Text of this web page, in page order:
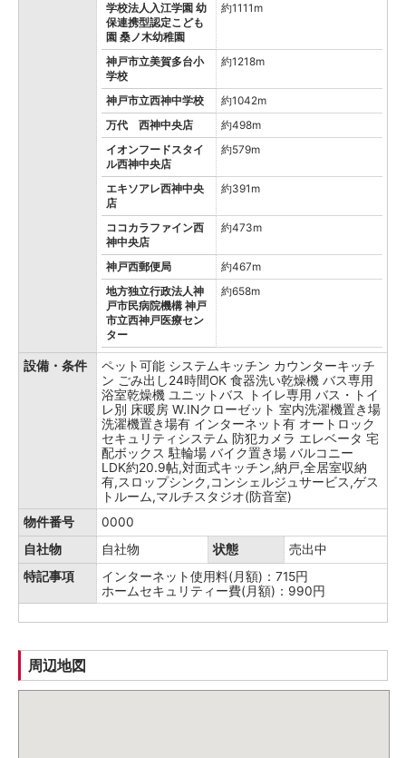
学校法人入江学園 幼
保連携型認定こども
園 桑ノ木幼稚園
約1111m
神戸市立美賀多台小
学校
約1218m
神戸市立西神中学校
約1042m
万代 西神中央店
約498m
イオンフードスタイ
ル西神中央店
約579m
エキソアレ西神中央
店
約391m
ココカラファイン西
神中央店
約473m
神戸西郵便局
約467m
地方独立行政法人神
戸市民病院機構 神戸
市立西神戸医療セン
ター
約658m
設備・条件 ペット可能 システムキッチン カウンターキッチ
ン ごみ出し24時間OK 食器洗い乾燥機 バス専用
浴室乾燥機 ユニットバス トイレ専用 バス・トイ
レ別 床暖房 W.INクローゼット 室内洗濯機置き場
洗濯機置き場有 インターネット有 オートロック
セキュリティシステム 防犯カメラ エレベータ 宅
配ボックス 駐輪場 バイク置き場 バルコニー
LDK約20.9帖,対面式キッチン,納戸,全居室収納
有,スロップシンク,コンシェルジュサービス,ゲス
トルーム,マルチスタジオ(防音室)
物件番号
0000
自社物
自社物 状態
売出中
特記事項
インターネット使用料(月額)：715円
ホームセキュリティー費(月額)：990円
周辺地図